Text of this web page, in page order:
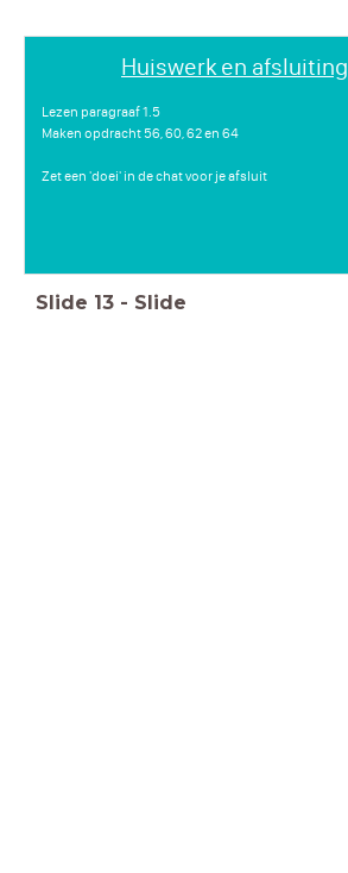
Huiswerk en afsluiting
Lezen paragraaf 1.5
Maken opdracht 56, 60, 62 en 64
Zet een 'doei' in de chat voor je afsluit
Slide 13 - Slide